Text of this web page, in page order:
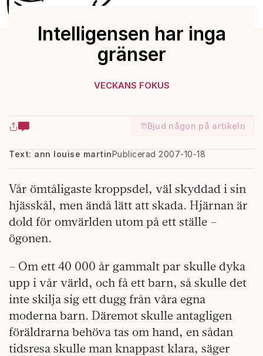
Intelligensen har inga
gränser
VECKANS FOKUS
Bjud någon på artikeln
Text: ann louise martinPublicerad 2007-10-18
Vår ömtåligaste kroppsdel, väl skyddad i sin
hjässkål, men ändå lätt att skada. Hjärnan är
dold för omvärlden utom på ett ställe –
ögonen.
– Om ett 40 000 år gammalt par skulle dyka
upp i vår värld, och få ett barn, så skulle det
inte skilja sig ett dugg från våra egna
moderna barn. Däremot skulle antagligen
föräldrarna behöva tas om hand, en sådan
tidsresa skulle man knappast klara, säger